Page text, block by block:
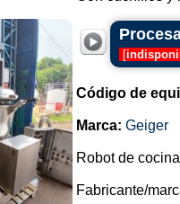
[
Código de
Marca: Geiger
Robot de
Fabricante/